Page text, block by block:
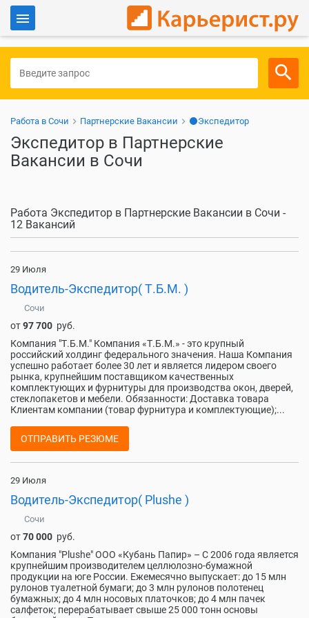
Для работодателей
Работа в Сочи Партнерские Вакансии ⚫Экспедитор
Экспедитор в Партнерские
Вакансии в Сочи
Работа Экспедитор в Партнерские Вакансии в Сочи -
12 Вакансий
29 Июля
Водитель-Экспедитор( Т.Б.М. )
Сочи
от97 700 руб.
Компания "Т.Б.М." Компания «Т.Б.М.» - это крупный
российский холдинг федерального значения. Наша Компания
успешно работает более 30 лет и является лидером своего
рынка, крупнейшим поставщиком качественных
комплектующих и фурнитуры для производства окон, дверей,
стеклопакетов и мебели. Обязанности: Доставка товара
Клиентам компании (товар фурнитура и комплектующие);...
ОТПРАВИТЬ РЕЗЮМЕ
29 Июля
Водитель-Экспедитор( Plushe )
Сочи
от70 000 руб.
Компания "Plushe" ООО «Кубань Папир» – С 2006 года является
крупнейшим производителем целлюлозно-бумажной
продукции на юге России. Ежемесячно выпускает: до 15 млн
рулонов туалетной бумаги; до 3 млн рулонов полотенец
бумажных; до 4 млн носовых платочков; до 4 млн пачек
салфеток; перерабатывает свыше 25 000 тонн основы